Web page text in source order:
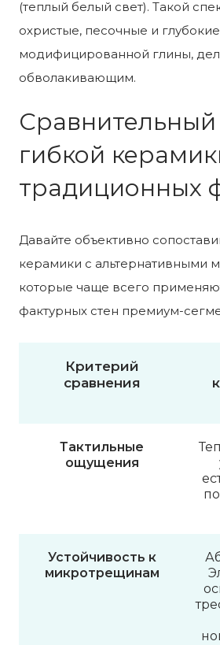
(теплый белый свет). Такой
охристые, песочные и
модифицированной глины,
обволакивающим.
Сравнительный
гибкой
традиционных
Давайте объективно
керамики с альтернативными
которые чаще всего
фактурных стен премиум-
Критерий
сравнения
Тактильные
ощущения
Устойчивость к
микротрещинам